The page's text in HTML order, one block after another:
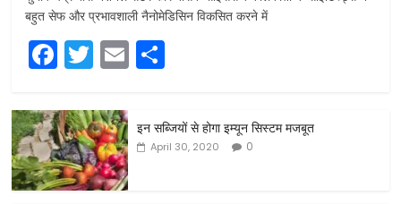
बहुत सेफ और प्रभावशाली नैनोमेडिसिन विकसित करने में
F
a
c
e
b
T
w
itt
er
E
m
ar
e
इन सब्जियों से होगा इम्यून सिस्टम मजबूत
April 30, 2020 0